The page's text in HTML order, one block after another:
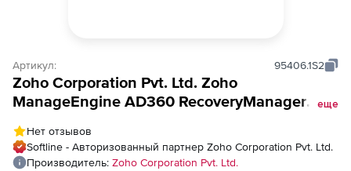
Артикул: 95406.1S2
Zoho Corporation Pvt. Ltd. Zoho
ManageEngine AD360 RecoveryManager
Annual), fee for Azure Backup for 500 User
Objects
еще
Нет отзывов
Softline - Авторизованный партнер Zoho Corporation Pvt. Ltd.
Производитель: Zoho Corporation Pvt. Ltd.